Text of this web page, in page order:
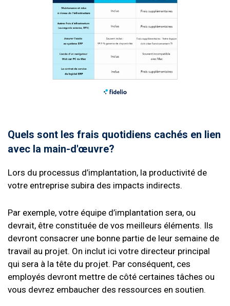
Quels sont les frais quotidiens cachés en lien
avec la main-d'œuvre?
Lors du processus d’implantation, la productivité de
votre entreprise subira des impacts indirects.
Par exemple, votre équipe d’implantation sera, ou
devrait, être constituée de vos meilleurs éléments. Ils
devront consacrer une bonne partie de leur semaine de
travail au projet. On inclut ici votre directeur principal
qui sera à la tête du projet. Par conséquent, ces
employés devront mettre de côté certaines tâches ou
vous devrez embaucher des ressources en soutien.